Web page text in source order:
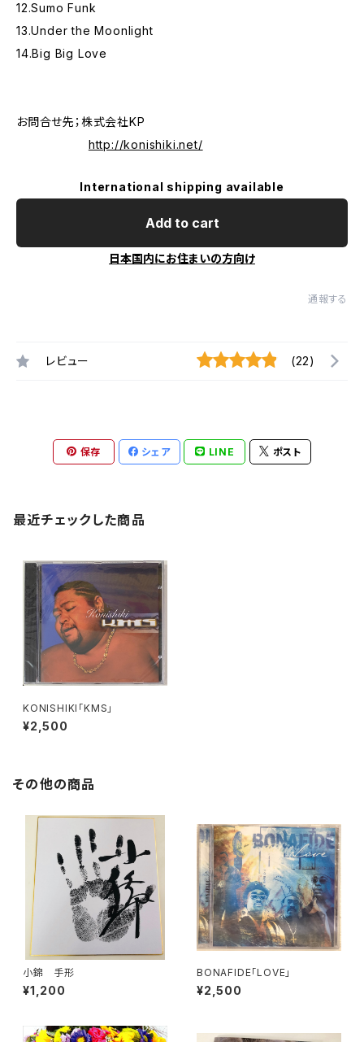
12.Sumo Funk
13.Under the Moonlight
14.Big Big Love
お問合せ先；株式会社KP
http://konishiki.net/
International shipping available
Add to cart
日本国内にお住まいの方向け
通報する
レビュー (22)
保存 シェア LINE ポスト
最近チェックした商品
KONISHIKI「KMS」
¥2,500
その他の商品
小錦 手形
¥1,200
BONAFIDE「LOVE」
¥2,500